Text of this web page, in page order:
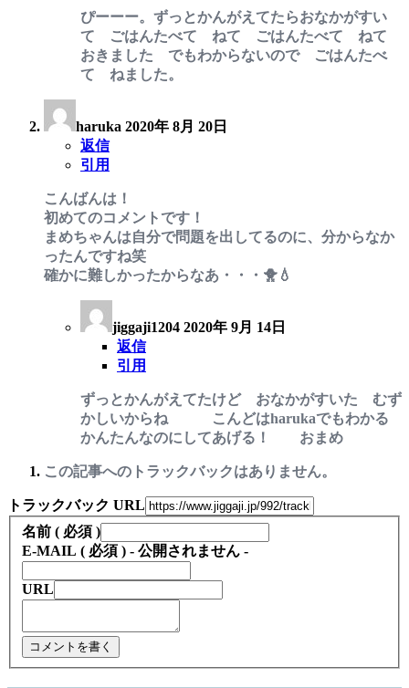
ぴーーー。ずっとかんがえてたらおなかがすい
て ごはんたべて ねて ごはんたべて ねて
おきました でもわからないので ごはんたべ
て ねました。
haruka 2020年 8月 20日
返信
引用
こんばんは！
初めてのコメントです！
まめちゃんは自分で問題を出してるのに、分からなか
ったんですね笑
確かに難しかったからなあ・・・🐥💧
jiggaji1204 2020年 9月 14日
返信
引用
ずっとかんがえてたけど おなかがすいた むず
かしいからね こんどはharukaでもわかる
かんたんなのにしてあげる！ おまめ
この記事へのトラックバックはありません。
トラックバック URL
名前 ( 必須 )
E-MAIL ( 必須 ) - 公開されません -
URL